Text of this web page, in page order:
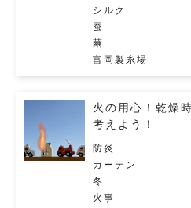
シルク
蚕
繭
富岡製糸場
火の用心！乾燥
考えよう！
防炎
カーテン
冬
火事